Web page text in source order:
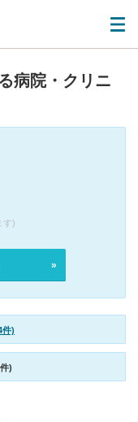
病院・クリニ
す)
件)
)